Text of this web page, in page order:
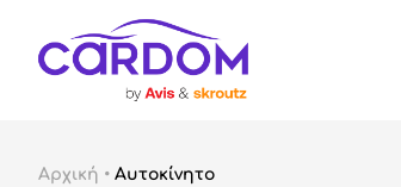
Αρχική • Αυτοκίνητο